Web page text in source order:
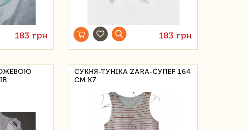
183 грн 183 грн
СУКНЯ-ТУНІКА ZARA-СУПЕР 164
СМ K7